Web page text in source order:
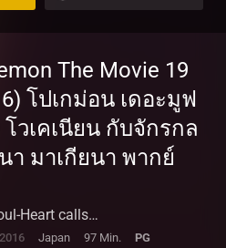
The Movie 19
โปเกม่อน เดอะมูฟ
โวเคเนียน กับจักรกล
า มาเกียนา พากย์
Heart calls…
Japan 97 Min.
PG